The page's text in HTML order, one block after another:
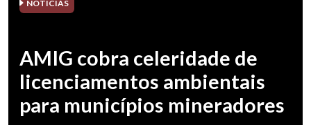
NOTÍCIAS
AMIG cobra celeridade de
licenciamentos ambientais
para municípios mineradores